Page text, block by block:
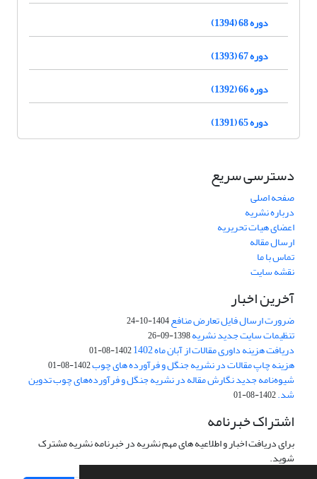
دوره 68 (1394)
دوره 67 (1393)
دوره 66 (1392)
دوره 65 (1391)
دسترسی سریع
صفحه اصلی
درباره نشریه
اعضای هیات تحریریه
ارسال مقاله
تماس با ما
نقشه سایت
آخرین اخبار
ضرورت ارسال فایل تعارض منافع1404-10-24
تنظیمات سایت جدید نشریه1398-09-26
دریافت هزینه داوری مقالات از آبان ماه 1402 1402-08-01
هزینه چاپ مقالات در نشریه جنگل و فرآورده های چوب1402-08-01
شیوه‌نامه جدید نگارش مقاله در نشریه جنگل و فرآورده‌های چوب تدوین
شد.1402-08-01
اشتراک خبرنامه
برای دریافت اخبار و اطلاعیه های مهم نشریه در خبرنامه نشریه مشترک
شوید.